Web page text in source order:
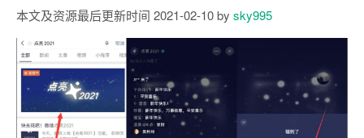
本文及资源最后更新时间 2021-02-10 by sky995